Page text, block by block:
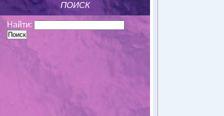
ПОИСК
Найти: